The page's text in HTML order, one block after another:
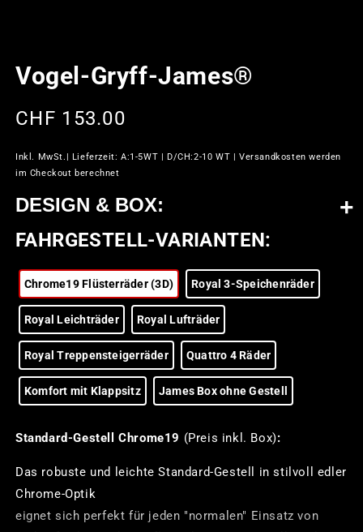
Vogel-Gryff-James®
Normaler
CHF 153.00
Inkl. MwSt.| Lieferzeit: A:1-5WT | D/CH:2-10 WT | Versandkosten werden
im Checkout berechnet
DESIGN & BOX:
DESIGN & BOX:
Vogel Gryff, Wilde Maa und Leu - die tanzenden
Kleinbasels. Ein traditionelles Fest mit Umzug findet
jedes Jahr im Januar statt.
ist das Herzstück von James
Material: Gewebeplane, reiss- & wasserfest,
robust und langlebig
auswaschbar
und starkem Rippenboden
38x21x56cm (BxTxH) / 45lt. Volumen, flach faltbar
1 Innen- und 1 Aussentasche mit Flappe und Klett
FAHRGESTELL-VARIANTEN:
Chrome19 Flüsterräder (3D) Royal 3-Speichenräder
Royal Leichträder Royal Lufträder
Royal Treppensteigerräder Quattro 4 Räder
Komfort mit Klappsitz James Box ohne Gestell
Standard-Gestell Chrome19 (Preis inkl. Box):
Das robuste und leichte Standard-Gestell in stilvoll edler
Chrome-Optik
eignet sich perfekt für jeden "normalen" Einsatz von